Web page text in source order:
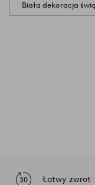
Biała dekoracja
Łatwy zwrot